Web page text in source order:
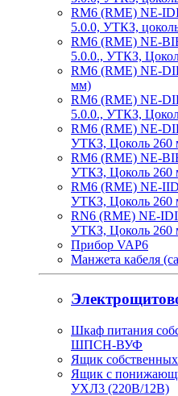
RM6 (RME) NE-
5.0.0, УТКЗ,
RM6 (RME) NE-
5.0.0., УТКЗ,
RM6 (RME) NE-
мм)
RM6 (RME) NE-
5.0.0., УТКЗ,
RM6 (RME) NE-
УТКЗ, Цоколь 260
RM6 (RME) NE-
УТКЗ, Цоколь 260
RM6 (RME) NE-
УТКЗ, Цоколь 260
RN6 (RME) NE-
УТКЗ, Цоколь 260
Прибор VAP6
Манжета кабеля
Шкаф питания
ШПСН-ВУФ
Ящик
Ящик с
УХЛ3 (220В/12В)